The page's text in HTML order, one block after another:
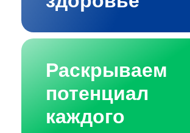
Раскрываем
потенциал
каждого